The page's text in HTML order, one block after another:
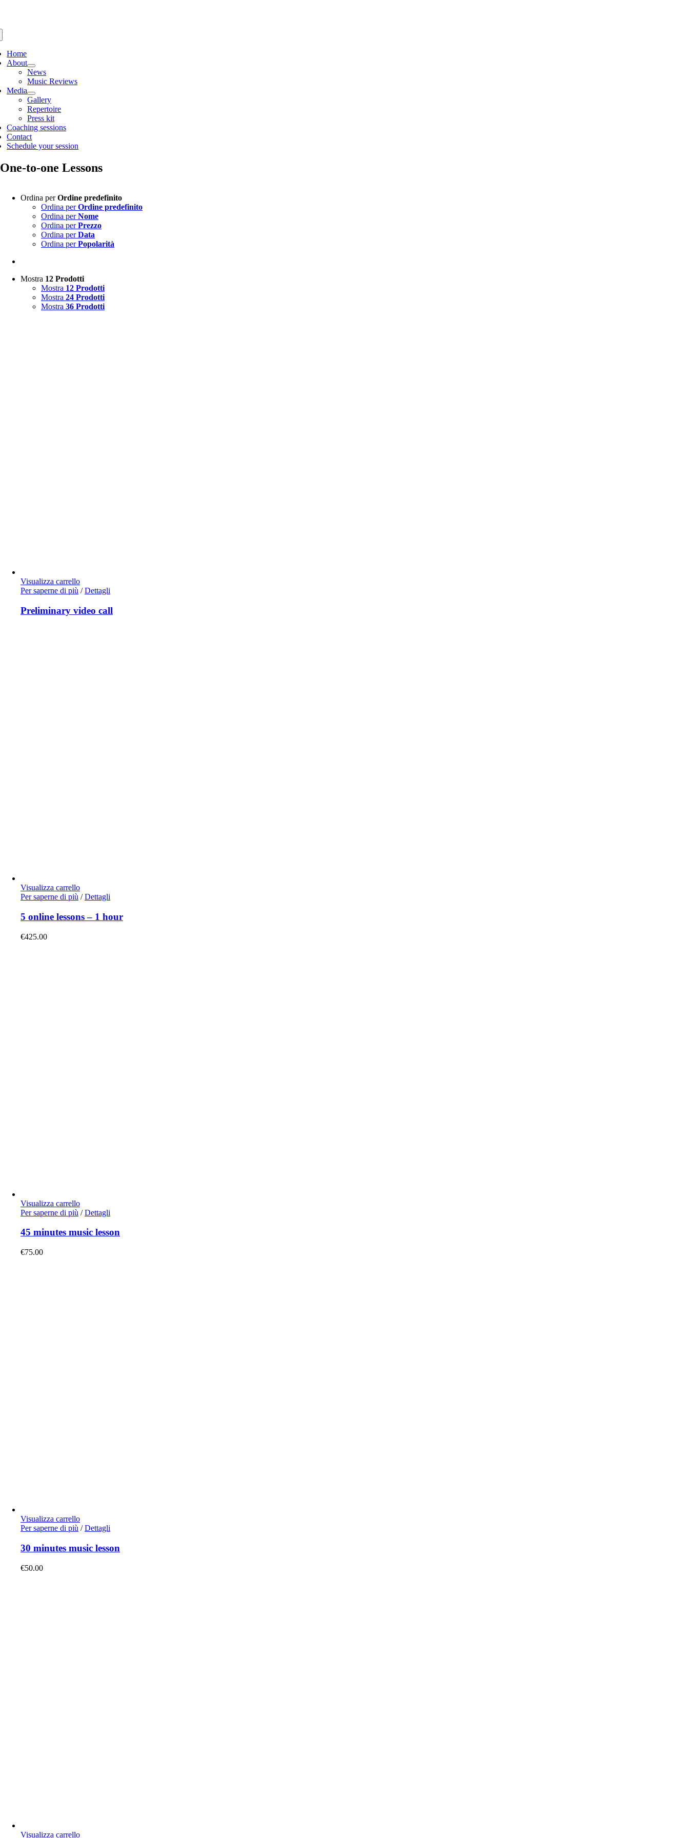
Home
About
News
Music Reviews
Media
Gallery
Repertoire
Press kit
Coaching sessions
Contact
Schedule your session
One-to-one Lessons
Ordina perOrdine predefinito
Ordina perOrdine predefinito
Ordina perNome
Ordina perPrezzo
Ordina perData
Ordina perPopolarità
Mostra 12 Prodotti
Mostra 12 Prodotti
Mostra 24 Prodotti
Mostra 36 Prodotti
Visualizza carrello
Per saperne di più / Dettagli
Preliminary video call
Visualizza carrello
Per saperne di più / Dettagli
5 online lessons – 1 hour
€425.00
Visualizza carrello
Per saperne di più / Dettagli
45 minutes music lesson
€75.00
Visualizza carrello
Per saperne di più / Dettagli
30 minutes music lesson
€50.00
Visualizza carrello